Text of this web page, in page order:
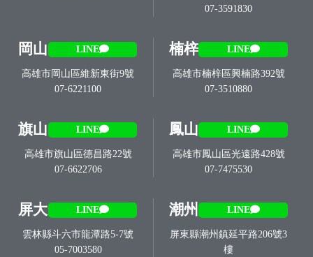
07-3591830
岡山 LINE
高雄市岡山區維新東街9號
07-6221100
楠梓 LINE
高雄市楠梓區興楠路392號
07-3510880
旗山 LINE
高雄市旗山區德昌路22號
07-6622706
鳳山 LINE
高雄市鳳山區光遠路428號
07-7475530
屏大 LINE
雲林縣斗六市龍潭路5-7號
05-7003580
潮州 LINE
屏東縣潮州鎮延平路206號3
樓